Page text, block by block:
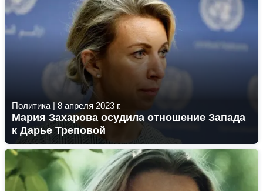
Политика | 8 апреля 2023 г.
Мария Захарова осудила отношение Запада
к Дарье Треповой